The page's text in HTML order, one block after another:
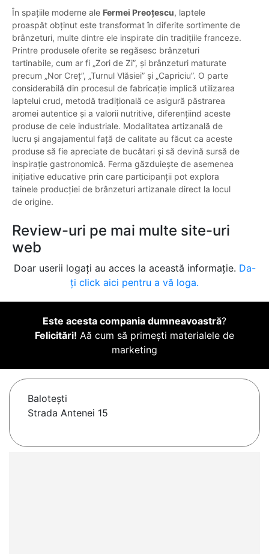
În spațiile moderne ale Fermei Preoțescu, laptele
proaspăt obținut este transformat în diferite sortimente de
brânzeturi, multe dintre ele inspirate din tradițiile franceze.
Printre produsele oferite se regăsesc brânzeturi
tartinabile, cum ar fi „Zori de Zi”, și brânzeturi maturate
precum „Nor Creț”, „Turnul Vlăsiei” și „Capriciu”. O parte
considerabilă din procesul de fabricație implică utilizarea
laptelui crud, metodă tradițională ce asigură păstrarea
aromei autentice și a valorii nutritive, diferențiind aceste
produse de cele industriale. Modalitatea artizanală de
lucru și angajamentul față de calitate au făcut ca aceste
produse să fie apreciate de bucătari și să devină sursă de
inspirație gastronomică. Ferma găzduiește de asemenea
inițiative educative prin care participanții pot explora
tainele producției de brânzeturi artizanale direct la locul
de origine.
Review-uri pe mai multe site-uri
web
Doar userii logați au acces la această informație. Da-
ți click aici pentru a vă loga.
Este acesta compania dumneavoastră?
Felicitări! Aă cum să primești materialele de
marketing
Baloteşti
Strada Antenei 15